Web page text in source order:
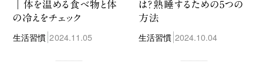
｜体を温める食べ物と体
の冷えをチェック
生活習慣 2024.11.05
は？熟睡するための5つの
方法
生活習慣 2024.10.04